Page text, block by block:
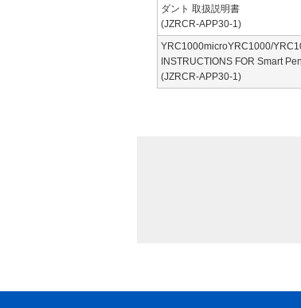
ダント 取扱説明書
(JZRCR-APP30-1)
YRC1000microYRC1000/
INSTRUCTIONS FOR Smart
(JZRCR-APP30-1)